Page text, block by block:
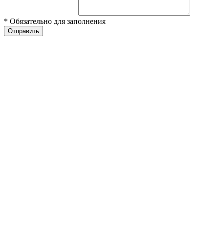
* Обязательно для заполнения
Отправить